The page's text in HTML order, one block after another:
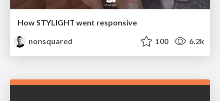
How STYLIGHT went responsive
nonsquared
100 6.2k